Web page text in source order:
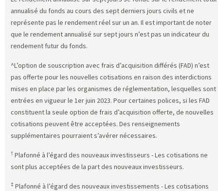
annualisé du fonds au cours des sept derniers jours civils et ne
représente pas le rendement réel sur un an. Il est important de noter
que le rendement annualisé sur sept jours n’est pas un indicateur du
rendement futur du fonds.
^L’option de souscription avec frais d’acquisition différés (FAD) n’est
pas offerte pour les nouvelles cotisations en raison des interdictions
mises en place par les organismes de réglementation, lesquelles sont
entrées en vigueur le 1er juin 2023. Pour certaines polices, si les FAD
constituent la seule option de frais d’acquisition offerte, de nouvelles
cotisations peuvent être acceptées. Des renseignements
supplémentaires pourraient s’avérer nécessaires.
† Plafonné à l’égard des nouveaux investisseurs - Les cotisations ne
sont plus acceptées de la part des nouveaux investisseurs.
‡ Plafonné à l’égard des nouveaux investissements - Les cotisations